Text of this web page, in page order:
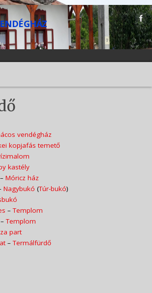
vendégház
kopjafás temető
kastély
– Móricz ház
Nagybukó (Túr-bukó)
–Templom
–Templom
part
–Termálfürdő